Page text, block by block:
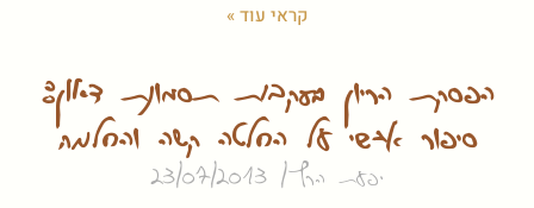
קראי עוד »
הפסקת הריון בעקבות תסמונת דאון:
סיפור אישי על החלטה קשה והחלמה
יפעת הרץ